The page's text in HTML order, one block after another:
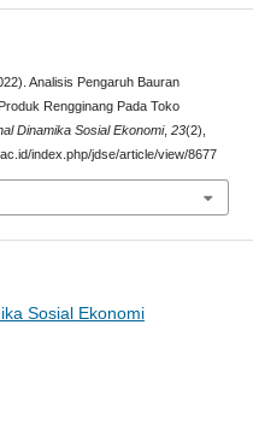
Analisis Pengaruh Bauran
Rengginang Pada Toko
Dinamika Sosial Ekonomi, 23(2),
index.php/jdse/article/view/8677
Sosial Ekonomi